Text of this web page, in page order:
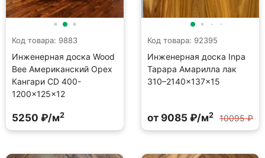
Код товара: 9883
Инженерная доска Wood
Bee Американский Орех
Кангари CD 400-
1200×125×12
5250 ₽/м2
Код товара: 92395
Инженерная доска Inpa
Тарара Амарилла лак
310–2140×137×15
от 9085 ₽/м2 10095 ₽